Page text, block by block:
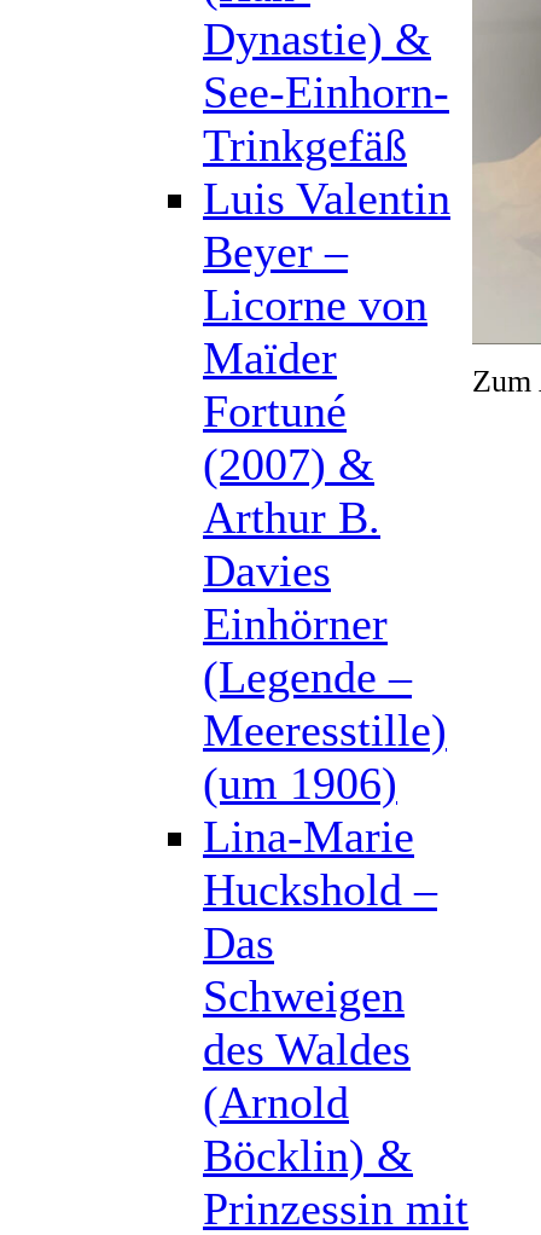
Dynastie) &
See-Einhorn-
Trinkgefäß
Luis Valentin
Beyer –
Licorne von
Maïder
Fortuné
(2007) &
Arthur B.
Davies
Einhörner
(Legende –
Meeresstille)
(um 1906)
Lina-Marie
Huckshold –
Das
Schweigen
des Waldes
(Arnold
Böcklin) &
Prinzessin mit
Zum